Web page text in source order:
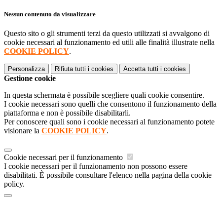
Nessun contenuto da visualizzare
Questo sito o gli strumenti terzi da questo utilizzati si avvalgono di
cookie necessari al funzionamento ed utili alle finalità illustrate nella
COOKIE POLICY.
Personalizza Rifiuta tutti i cookies Accetta tutti i cookies
Gestione cookie
In questa schermata è possibile scegliere quali cookie consentire.
I cookie necessari sono quelli che consentono il funzionamento della
piattaforma e non è possibile disabilitarli.
Per conoscere quali sono i cookie necessari al funzionamento potete
visionare la COOKIE POLICY.
Cookie necessari per il funzionamento
I cookie necessari per il funzionamento non possono essere
disabilitati. È possibile consultare l'elenco nella pagina della cookie
policy.